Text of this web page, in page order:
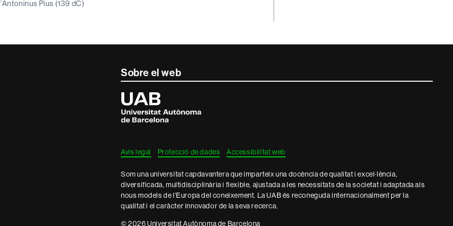
Pius (139 dC)
Sobre el web
Universitat
Autònoma
de
Barcelona
Avís legal Protecció de dades Accessibilitat web
Som una universitat capdavantera que imparteix una docència de qualitat i excel·lència,
diversificada, multidisciplinària i flexible, ajustada a les necessitats de la societat i adaptada als
nous models de l'Europa del coneixement. La UAB és reconeguda internacionalment per la
qualitat i el caràcter innovador de la seva recerca.
© 2026 Universitat Autònoma de Barcelona